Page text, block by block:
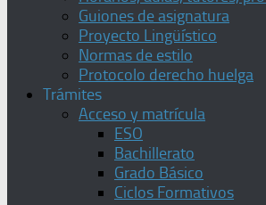
Guiones de asignatura
Proyecto Lingüístico
Normas de estilo
Protocolo derecho huelga
Trámites
Acceso y matrícula
ESO
Bachillerato
Grado Básico
Ciclos Formativos